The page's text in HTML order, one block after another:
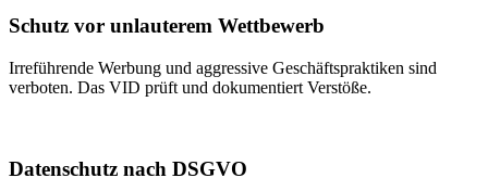
Schutz vor unlauterem Wettbewerb
Irreführende Werbung und aggressive Geschäftspraktiken sind
verboten. Das VID prüft und dokumentiert Verstöße.
Datenschutz nach DSGVO